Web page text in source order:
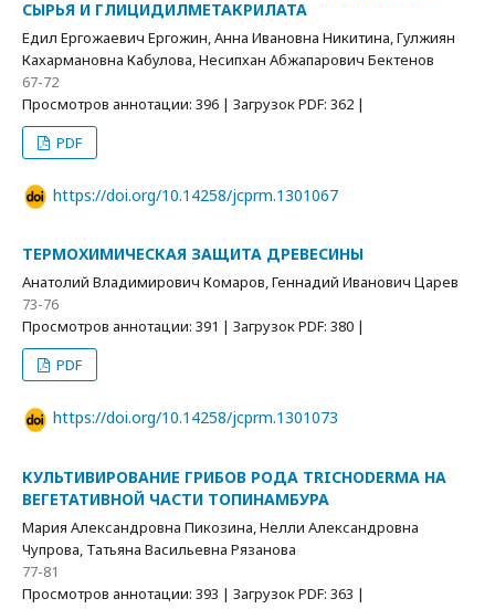
СЫРЬЯ И ГЛИЦИДИЛМЕТАКРИЛАТА
Едил Ергожаевич Ергожин, Анна Ивановна Никитина, Гулжиян
Кахармановна Кабулова, Несипхан Абжапарович Бектенов
67-72
Просмотров аннотации: 396 | Загрузок PDF: 362 |
PDF
https://doi.org/10.14258/jcprm.1301067
ТЕРМОХИМИЧЕСКАЯ ЗАЩИТА ДРЕВЕСИНЫ
Анатолий Владимирович Комаров, Геннадий Иванович Царев
73-76
Просмотров аннотации: 391 | Загрузок PDF: 380 |
PDF
https://doi.org/10.14258/jcprm.1301073
КУЛЬТИВИРОВАНИЕ ГРИБОВ РОДА TRICHODERMA НА
ВЕГЕТАТИВНОЙ ЧАСТИ ТОПИНАМБУРА
Мария Александровна Пикозина, Нелли Александровна
Чупрова, Татьяна Васильевна Рязанова
77-81
Просмотров аннотации: 393 | Загрузок PDF: 363 |